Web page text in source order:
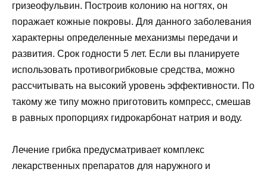
гризеофульвин. Построив колонию на ногтях, он
поражает кожные покровы. Для данного заболевания
характерны определенные механизмы передачи и
развития. Срок годности 5 лет. Если вы планируете
использовать противогрибковые средства, можно
рассчитывать на высокий уровень эффективности. По
такому же типу можно приготовить компресс, смешав
в равных пропорциях гидрокарбонат натрия и воду.
Лечение грибка предусматривает комплекс
лекарственных препаратов для наружного и